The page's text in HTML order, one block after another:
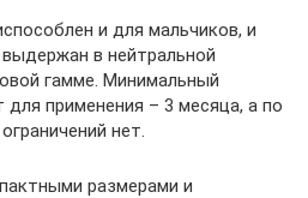
и для мальчиков, и
в нейтральной
гамме. Минимальный
применения – 3 месяца, а по
нет.
размерами и